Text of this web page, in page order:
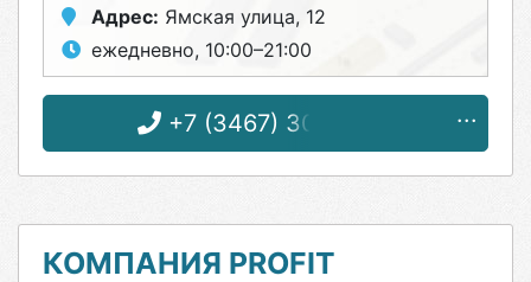
Адрес: Ямская улица, 12
ежедневно, 10:00–21:00
+7 (3467) 30-94-77
КОМПАНИЯ PROFIT